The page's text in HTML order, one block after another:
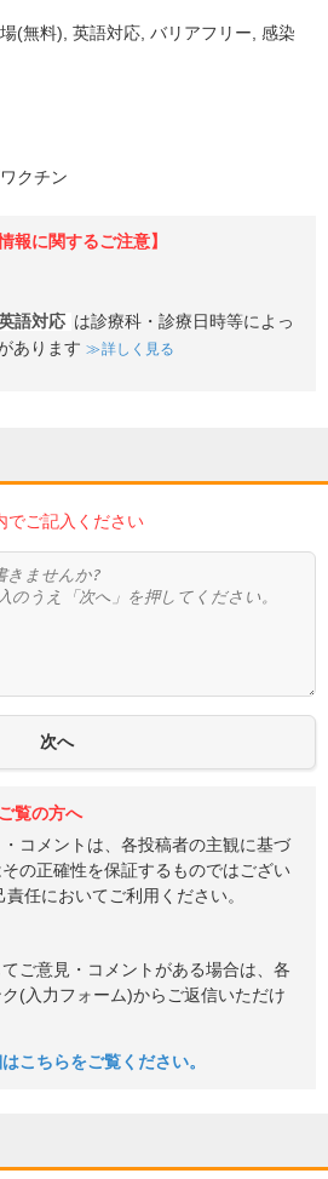
(無料) 英語対応 バリアフリー 感染
クチン
報に関するご注意】
語対応 は診療科・診療日時等によっ
あります
詳しく見る
ご記入ください
覧の方へ
コメントは、各投稿者の主観に基づ
の正確性を保証するものではござい
任においてご利用ください。
ご意見・コメントがある場合は、各
(入力フォーム)からご返信いただけ
こちらをご覧ください。